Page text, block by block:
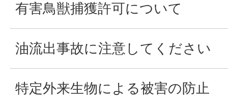
有害鳥獣捕獲許可について
油流出事故に注意してください
特定外来生物による被害の防止